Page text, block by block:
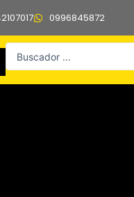
0996845872
Search